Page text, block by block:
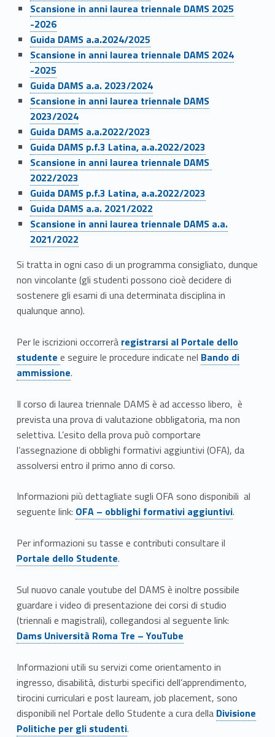
Scansione in anni laurea triennale DAMS 2025
-2026
Link identifier #identifier__16459-18
Guida DAMS a.a.2024/2025
Link identifier #identifier__79258-19
Scansione in anni laurea triennale DAMS 2024
-2025
Link identifier #identifier__110296-20
Guida DAMS a.a. 2023/2024
Link identifier #identifier__5716-21
Scansione in anni laurea triennale DAMS
2023/2024
Link identifier #identifier__80170-22
Guida DAMS a.a.2022/2023
Link identifier #identifier__167604-23
Guida DAMS p.f.3 Latina, a.a.2022/2023
Link identifier #identifier__36967-24
Scansione in anni laurea triennale DAMS
2022/2023
Link identifier #identifier__49705-25
Guida DAMS p.f.3 Latina, a.a.2022/2023
Link identifier #identifier__87590-26
Guida DAMS a.a. 2021/2022
Scansione in anni laurea triennale DAMS a.a.
2021/2022
Si tratta in ogni caso di un programma consigliato, dunque
non vincolante (gli studenti possono cioè decidere di
sostenere gli esami di una determinata disciplina in
qualunque anno).
Per le iscrizioni occorrerà Link identifier #identifier__633°
registrarsi al Portale dello
studente
Link identifier #identifier__40275
e seguire le procedure indicate nel Link identifier #identifier__125183-28
Bando di
ammissione.
Il corso di laurea triennale DAMS è ad accesso libero, è
prevista una prova di valutazione obbligatoria, ma non
selettiva. L’esito della prova può comportare
l’assegnazione di obblighi formativi aggiuntivi (OFA), da
assolversi entro il primo anno di corso.
Informazioni più dettagliate sugli OFA sono disponibili al
seguente link: Link identifier #identifier__36165-29
OFA – obblighi formativi aggiuntivi.
Per informazioni su tasse e contributi consultare il
Portale dello Studente.
Sul nuovo canale youtube del DAMS è inoltre possibile
guardare i video di presentazione dei corsi di studio
(triennali e magistrali), collegandosi al seguente link:
Dams Università Roma Tre – YouTube
Informazioni utili su servizi come orientamento in
ingresso, disabilità, disturbi specifici dell’apprendimento,
tirocini curriculari e post lauream, job placement, sono
disponibili nel Portale dello Studente a cura della Link identifier #identifier__77372-32
Divisione
Politiche per gli studenti.